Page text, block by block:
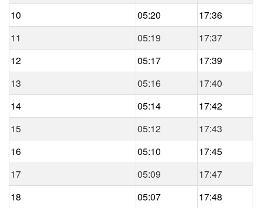
10
05:20
17:36
11
05:19
17:37
12
05:17
17:39
13
05:16
17:40
14
05:14
17:42
15
05:12
17:43
16
05:10
17:45
17
05:09
17:47
18
05:07
17:48